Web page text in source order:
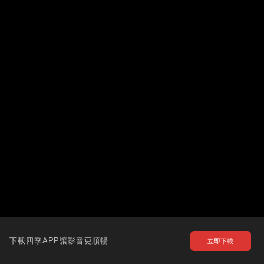
下載四季APP讓影音更順暢 立即下載